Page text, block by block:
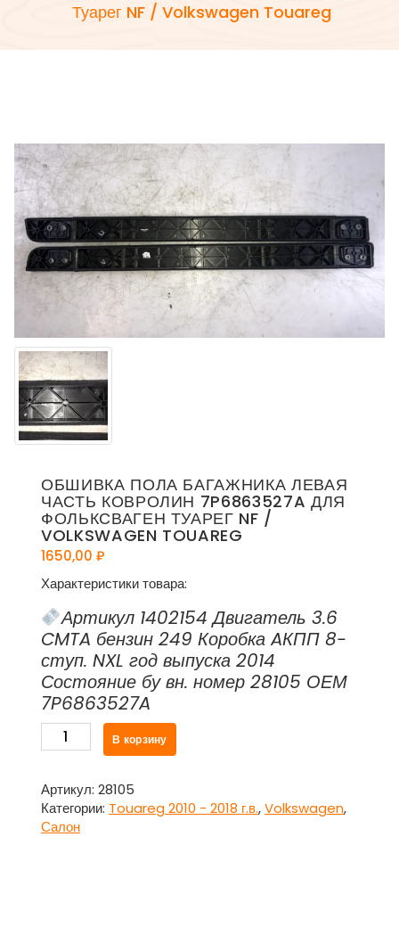
Туарег NF / Volkswagen Touareg
ОБШИВКА ПОЛА БАГАЖНИКА ЛЕВАЯ
ЧАСТЬ КОВРОЛИН 7P6863527A ДЛЯ
ФОЛЬКСВАГЕН ТУАРЕГ NF /
VOLKSWAGEN TOUAREG
1650,00 ₽
Характеристики товара:
Артикул 1402154 Двигатель 3.6
CMTA бензин 249 Коробка AКПП 8-
ступ. NXL год выпуска 2014
Состояние бу вн. номер 28105 ОЕМ
7P6863527A
Количество
товара
пола
багажника
левая
В корзину
Артикул: 28105
Категории: Touareg 2010 - 2018 г.в.,Volkswagen,
Салон